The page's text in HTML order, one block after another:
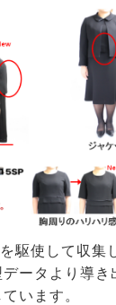
駆使して収集
ータより導き
います。